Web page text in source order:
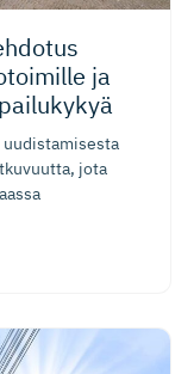
ja
uudistamisesta
jota